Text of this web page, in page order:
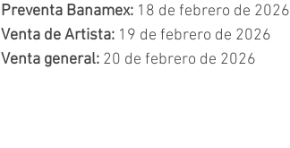
Preventa Banamex: 18 de febrero de 2026
Venta de Artista: 19 de febrero de 2026
Venta general: 20 de febrero de 2026